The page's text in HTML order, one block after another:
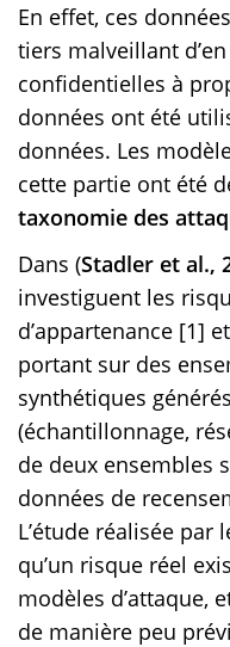
En effet, ces
tiers malveillant
confidentielles à
données ont été
données. Les
cette partie ont été
taxonomie des
Dans (Stadler et al.,
investiguent les
d’appartenance [1]
portant sur des
synthétiques
(échantillonnage,
de deux ensembles
données de
L’étude réalisée par
qu’un risque réel
modèles d’attaque,
de manière peu